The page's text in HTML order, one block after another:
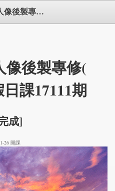
Photoshop 人像後製專修( LEVEL I )假日課17111期
像後製專修(
課17111期
成]
26 開課